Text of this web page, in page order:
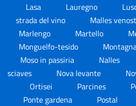
Lasa
Lauregno
strada del vino
Malles
Marlengo
Martello
Monguelfo-tesido
Moso in passiria
Nalles
sciaves
Nova levante
Ortisei
Parcines
Ponte gardena
Postal